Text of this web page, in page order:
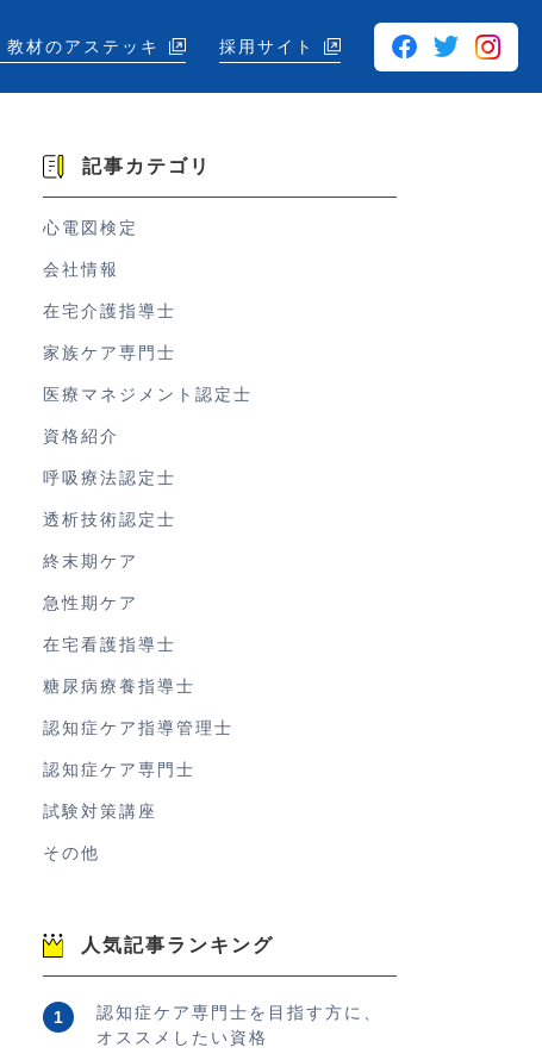
材のアステッキ 採用サイト
記事カテゴリ
心電図検定
会社情報
在宅介護指導士
家族ケア専門士
医療マネジメント認定士
資格紹介
呼吸療法認定士
透析技術認定士
終末期ケア
急性期ケア
在宅看護指導士
糖尿病療養指導士
認知症ケア指導管理士
認知症ケア専門士
試験対策講座
その他
人気記事ランキング
認知症ケア専門士を目指す方に、
オススメしたい資格